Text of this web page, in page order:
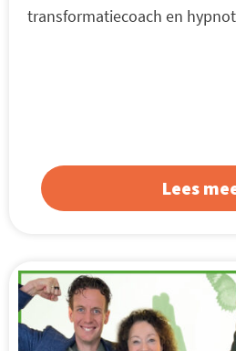
transformatiecoach en
Lees